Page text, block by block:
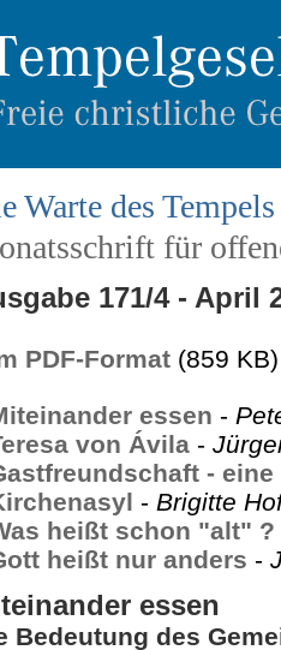
Warte des Tempels
für
171/4 - April
PDF-Format (859 KB)
essen -
von Ávila -
-
- Brigitte
heißt schon "alt" ?
heißt nur anders -
essen
Bedeutung des